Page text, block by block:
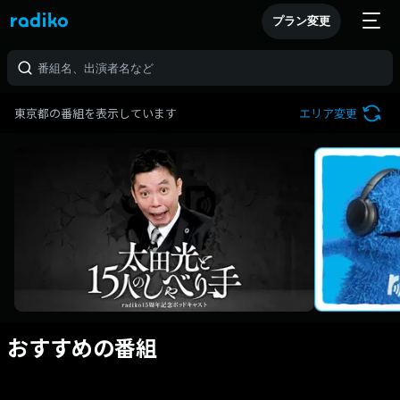
プラン変更
東京都の番組を表示しています エリア変更
おすすめの番組